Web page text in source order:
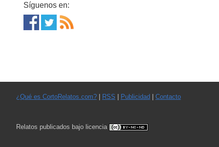
Síguenos en:
¿Qué es CortoRelatos.com?| RSS Publicidad Contacto
Relatos publicados bajo licencia